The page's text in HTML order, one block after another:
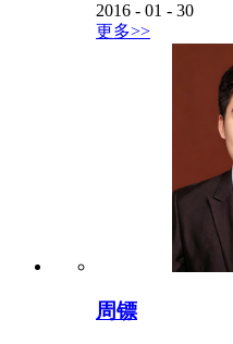
2016 - 01 - 30
更多>>
周镖